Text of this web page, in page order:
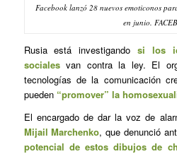
Facebook lanzó 28 nuevos emoticonos
en junio.
Rusia está investigandosi los
socialesvan contra la ley. El
tecnologías de la comunicación
pueden “promover” la
El encargado de dar la voz de
Mijail Marchenko, que denunció
potencial de estos dibujos de